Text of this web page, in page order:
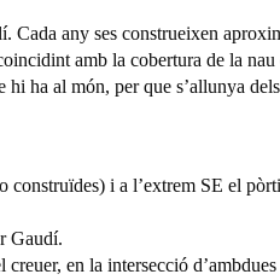
Cada any ses construeixen
amb la cobertura de la nau
ha al món, per que s’allunya
construïdes) i a l’extrem SE el
Gaudí.
en la intersecció